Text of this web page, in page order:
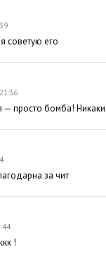
советую его
— просто бомба!
за чит
!